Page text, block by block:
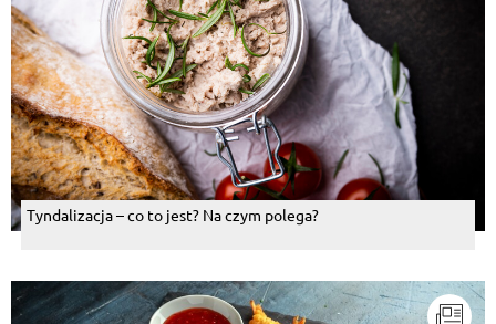
Tyndalizacja – co to jest? Na czym polega?